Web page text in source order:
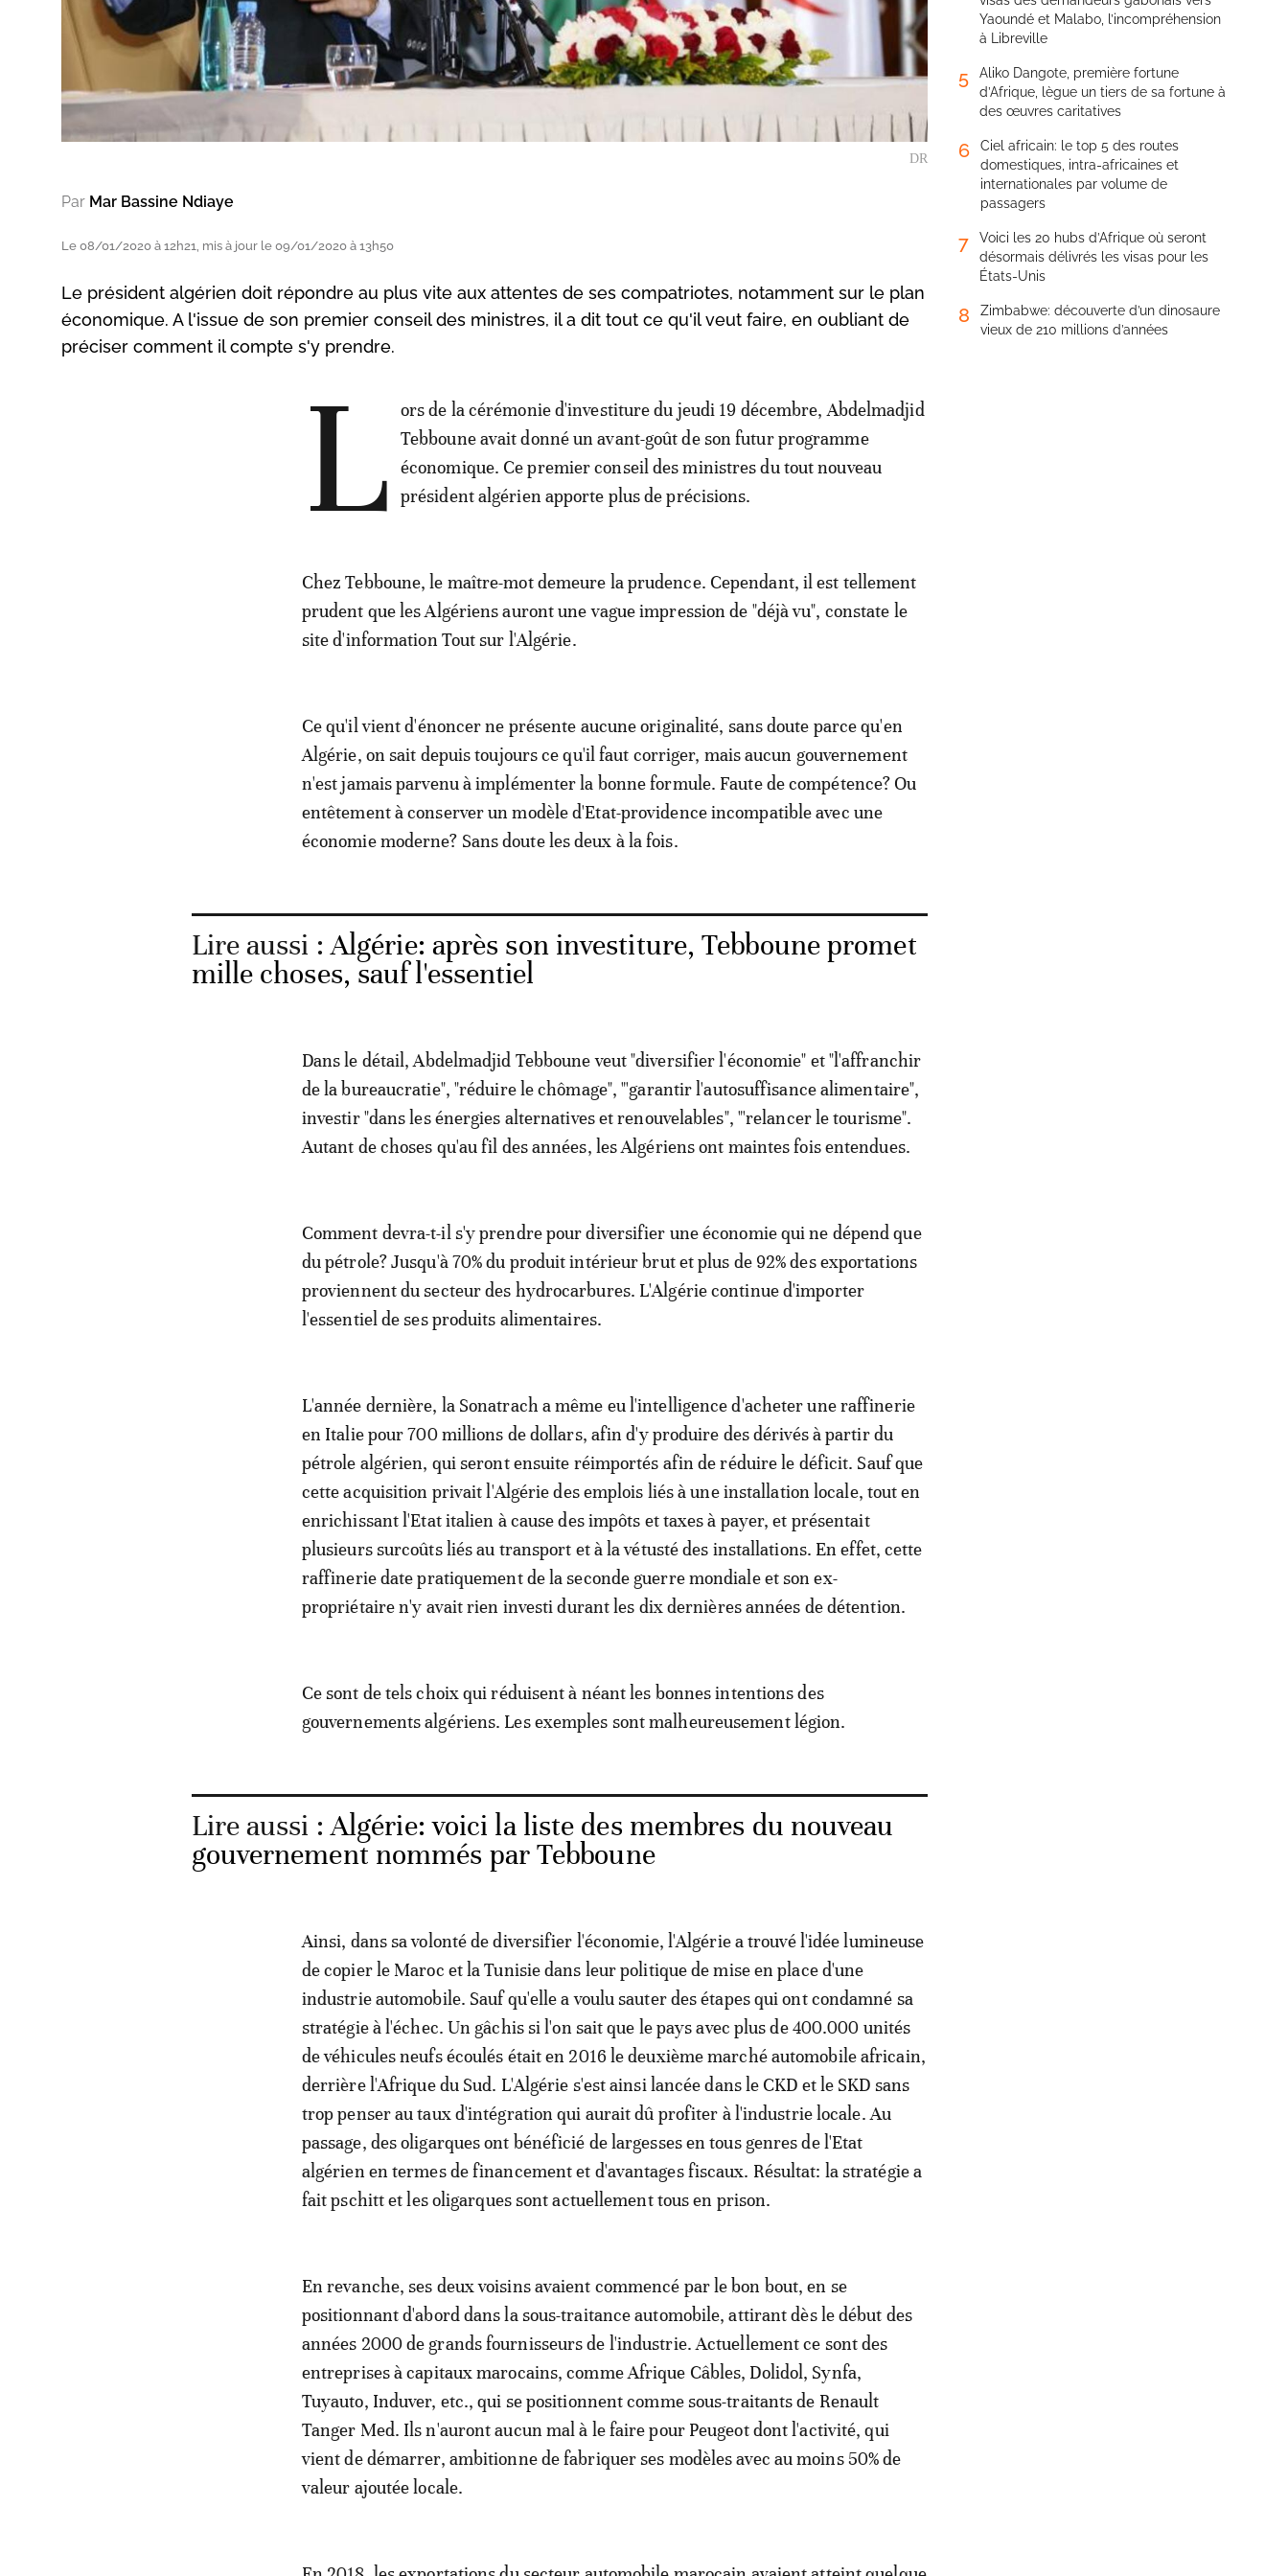
DR
Par Mar Bassine Ndiaye
Le 08/01/2020 à 12h21, mis à jour le 09/01/2020 à 13h50
Le président algérien doit répondre au plus vite aux attentes de ses compatriotes, notamment sur le plan
économique. A l'issue de son premier conseil des ministres, il a dit tout ce qu'il veut faire, en oubliant de
préciser comment il compte s'y prendre.
L
ors de la cérémonie d'investiture du jeudi 19 décembre, Abdelmadjid
Tebboune avait donné un avant-goût de son futur programme
économique. Ce premier conseil des ministres du tout nouveau
président algérien apporte plus de précisions.
Chez Tebboune, le maître-mot demeure la prudence. Cependant, il est tellement
prudent que les Algériens auront une vague impression de "déjà vu", constate le
site d'information Tout sur l'Algérie.
Ce qu'il vient d'énoncer ne présente aucune originalité, sans doute parce qu'en
Algérie, on sait depuis toujours ce qu'il faut corriger, mais aucun gouvernement
n'est jamais parvenu à implémenter la bonne formule. Faute de compétence? Ou
entêtement à conserver un modèle d'Etat-providence incompatible avec une
économie moderne? Sans doute les deux à la fois.
Lire aussi :Algérie: après son investiture, Tebboune promet
mille choses, sauf l'essentiel
Dans le détail, Abdelmadjid Tebboune veut "diversifier l'économie" et "l'affranchir
de la bureaucratie", "réduire le chômage", "'garantir l'autosuffisance alimentaire",
investir "dans les énergies alternatives et renouvelables", "'relancer le tourisme".
Autant de choses qu'au fil des années, les Algériens ont maintes fois entendues.
Comment devra-t-il s'y prendre pour diversifier une économie qui ne dépend que
du pétrole? Jusqu'à 70% du produit intérieur brut et plus de 92% des exportations
proviennent du secteur des hydrocarbures. L'Algérie continue d'importer
l'essentiel de ses produits alimentaires.
L'année dernière, la Sonatrach a même eu l'intelligence d'acheter une raffinerie
en Italie pour 700 millions de dollars, afin d'y produire des dérivés à partir du
pétrole algérien, qui seront ensuite réimportés afin de réduire le déficit. Sauf que
cette acquisition privait l'Algérie des emplois liés à une installation locale, tout en
enrichissant l'Etat italien à cause des impôts et taxes à payer, et présentait
plusieurs surcoûts liés au transport et à la vétusté des installations. En effet, cette
raffinerie date pratiquement de la seconde guerre mondiale et son ex-
propriétaire n'y avait rien investi durant les dix dernières années de détention.
Ce sont de tels choix qui réduisent à néant les bonnes intentions des
gouvernements algériens. Les exemples sont malheureusement légion.
Lire aussi :Algérie: voici la liste des membres du nouveau
gouvernement nommés par Tebboune
Ainsi, dans sa volonté de diversifier l'économie, l'Algérie a trouvé l'idée lumineuse
de copier le Maroc et la Tunisie dans leur politique de mise en place d'une
industrie automobile. Sauf qu'elle a voulu sauter des étapes qui ont condamné sa
stratégie à l'échec. Un gâchis si l'on sait que le pays avec plus de 400.000 unités
de véhicules neufs écoulés était en 2016 le deuxième marché automobile africain,
derrière l'Afrique du Sud. L'Algérie s'est ainsi lancée dans le CKD et le SKD sans
trop penser au taux d'intégration qui aurait dû profiter à l'industrie locale. Au
passage, des oligarques ont bénéficié de largesses en tous genres de l'Etat
algérien en termes de financement et d'avantages fiscaux. Résultat: la stratégie a
fait pschitt et les oligarques sont actuellement tous en prison.
En revanche, ses deux voisins avaient commencé par le bon bout, en se
positionnant d'abord dans la sous-traitance automobile, attirant dès le début des
années 2000 de grands fournisseurs de l'industrie. Actuellement ce sont des
entreprises à capitaux marocains, comme Afrique Câbles, Dolidol, Synfa,
Tuyauto, Induver, etc., qui se positionnent comme sous-traitants de Renault
Tanger Med. Ils n'auront aucun mal à le faire pour Peugeot dont l'activité, qui
vient de démarrer, ambitionne de fabriquer ses modèles avec au moins 50% de
valeur ajoutée locale.
Yaoundé et Malabo, l’incompréhension
à Libreville
5
Aliko Dangote, première fortune
d’Afrique, lègue un tiers de sa fortune à
des œuvres caritatives
6
Ciel africain: le top 5 des routes
domestiques, intra-africaines et
internationales par volume de
passagers
7
Voici les 20 hubs d’Afrique où seront
désormais délivrés les visas pour les
États-Unis
8
Zimbabwe: découverte d’un dinosaure
vieux de 210 millions d’années